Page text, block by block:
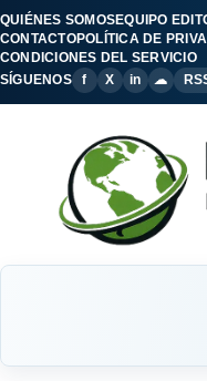
QUIÉNES SOMOSEQUIPO
CONTACTOPOLÍTICA DE
CONDICIONES DEL SERVICIO
SÍGUENOS
f X in ☁